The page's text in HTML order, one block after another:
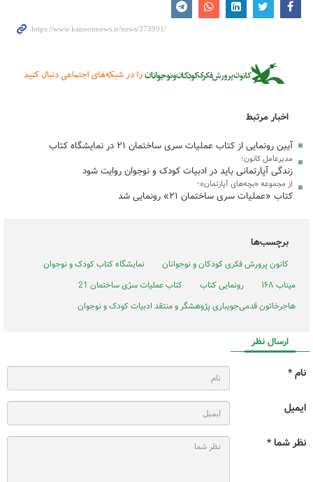
اخبار مرتبط
آیین رونمایی از کتاب عملیات سری ساختمان ۲۱ در نمایشگاه کتاب
مدیرعامل کانون؛
زندگی آپارتمانی باید در ادبیات کودک و نوجوان روایت شود
از مجموعه «بچه‌های آپارتمان»؛
کتاب «عملیات سری ساختمان ۲۱» رونمایی شد
برچسب‌ها
کانون پرورش فکری کودکان و نوجوانان
نمایشگاه کتاب کودک و نوجوان
میناب ۱۶۸
رونمایی کتاب
کتاب عملیات سرّی ساختمان 21
هاجرخاتون قدمی‌جویباری پژوهشگر و منتقد ادبیات کودک و نوجوان
ارسال نظر
نام *
ایمیل
نظر شما *